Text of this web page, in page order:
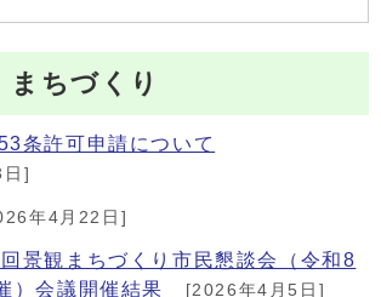
まちづくり
条許可申請について
]
年4月22日]
景観まちづくり市民懇談会（令和8
）会議開催結果
[2026年4月5日]